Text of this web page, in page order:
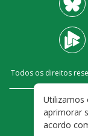
Todos os direitos
Utilizamos
aprimorar
acordo